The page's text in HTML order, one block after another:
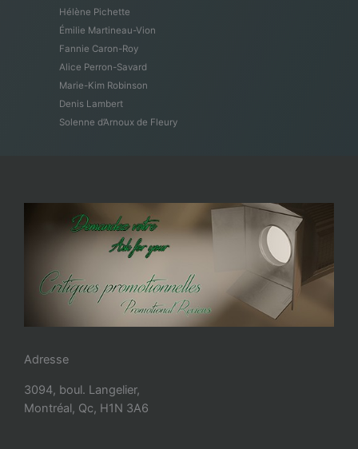
Hélène Pichette
Émilie Martineau-Vion
Fannie Caron-Roy
Alice Perron-Savard
Marie-Kim Robinson
Denis Lambert
Solenne d’Arnoux de Fleury
Adresse
3094, boul. Langelier,
Montréal, Qc, H1N 3A6